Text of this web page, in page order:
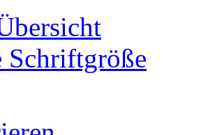
Schriftgröße